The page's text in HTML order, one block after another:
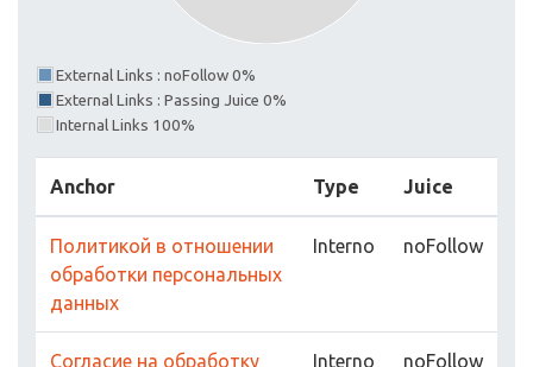
External Links : noFollow 0%
External Links : Passing Juice 0%
Internal Links 100%
Anchor Type Juice
Политикой в отношении
обработки персональных
данных
Interno noFollow
Согласие на обработку
Interno noFollow